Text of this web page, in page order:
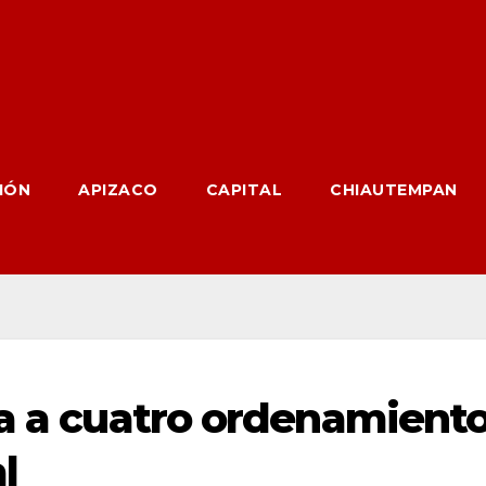
APIZACO CAPITAL CHIAUTEMPAN
a cuatro